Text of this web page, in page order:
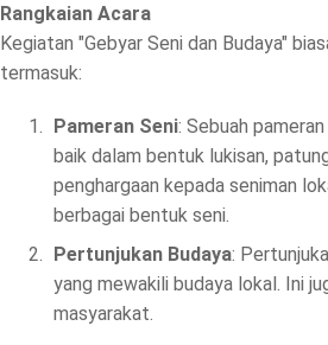
Rangkaian Acara
Kegiatan "Gebyar Seni dan Budaya"
termasuk:
Pameran Seni: Sebuah
baik dalam bentuk lukisan,
penghargaan kepada seniman
berbagai bentuk seni.
Pertunjukan Budaya:
yang mewakili budaya lokal. Ini
masyarakat.